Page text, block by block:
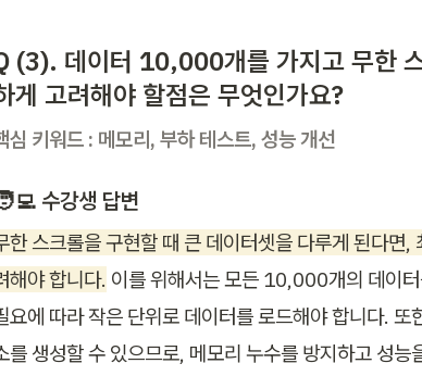
(3). 데이터 10,000개를 가지고 무한
게 고려해야 할점은 무엇인가요?
심 키워드 : 메모리, 부하 테스트, 성능 개선
수강생 답변
한 스크롤을 구현할 때 큰 데이터셋을 다루게 된다면,
해야 합니다. 이를 위해서는 모든 10,000개의 데이
요에 따라 작은 단위로 데이터를 로드해야 합니다.
를 생성할 수 있으므로, 메모리 누수를 방지하고 성능